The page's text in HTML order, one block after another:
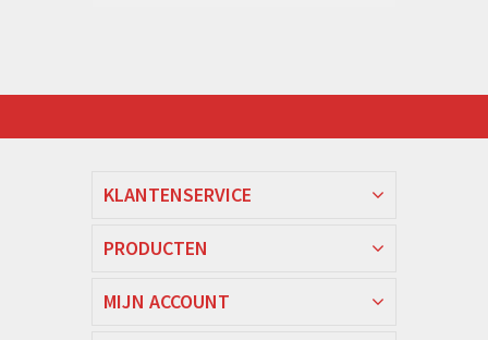
KLANTENSERVICE
PRODUCTEN
MIJN ACCOUNT